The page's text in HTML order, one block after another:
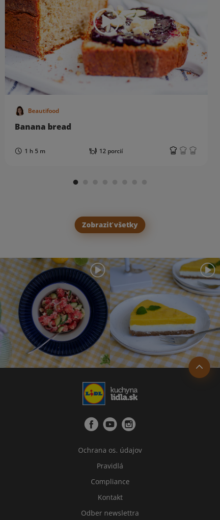
Beautifood
Banana bread
1 h 5 m 12 porcií
Zobraziť všetky
Ochrana os. údajov
Pravidlá
Compliance
Kontakt
Odber newslettra